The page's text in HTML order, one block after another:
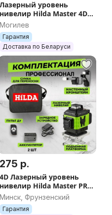
бензопила
сварочный аппарат
Лазерный уровень
нивелир Hilda Master 4D
4GX нивилир лазер
зеленый луч
самонивелир
Могилев
Гарантия
Доставка по Беларуси
275 р.
4D Лазерный уровень
нивелир Hilda Master PRO
360GX самонивелир 16
зелёных лучей лазер
нивилир
Минск, Фрунзенский
Гарантия